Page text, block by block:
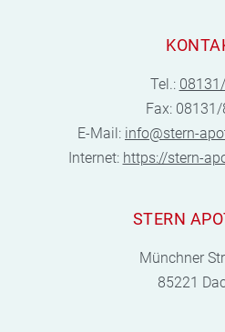
Tel.:
Fax:
E-Mail: info@stern-
Internet: https://stern-
STERN
Münchner
85221